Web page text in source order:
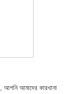
আপনি আমাদের কারখানা